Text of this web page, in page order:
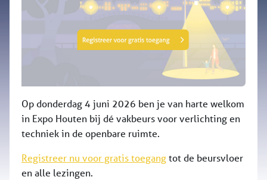
Op donderdag 4 juni 2026 ben je van harte welkom
in Expo Houten bij dé vakbeurs voor verlichting en
techniek in de openbare ruimte.
Registreer nu voor gratis toegangtot de beursvloer
en alle lezingen.